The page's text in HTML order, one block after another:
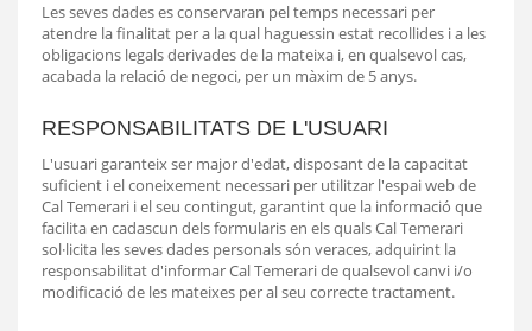
Les seves dades es conservaran pel temps necessari per
atendre la finalitat per a la qual haguessin estat recollides i a les
obligacions legals derivades de la mateixa i, en qualsevol cas,
acabada la relació de negoci, per un màxim de 5 anys.
RESPONSABILITATS DE L'USUARI
L'usuari garanteix ser major d'edat, disposant de la capacitat
suficient i el coneixement necessari per utilitzar l'espai web de
Cal Temerari i el seu contingut, garantint que la informació que
facilita en cadascun dels formularis en els quals Cal Temerari
sol·licita les seves dades personals són veraces, adquirint la
responsabilitat d'informar Cal Temerari de qualsevol canvi i/o
modificació de les mateixes per al seu correcte tractament.